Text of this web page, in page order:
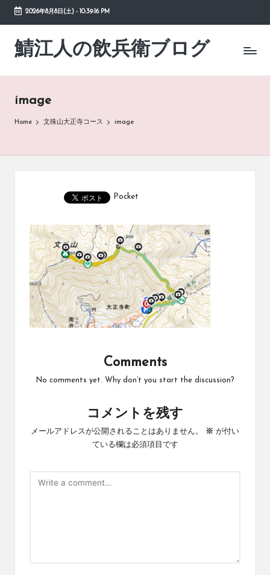
Skip
content
2026年8月8日(土)- 10:39:16 PM
鯖江人の飲兵衛ブログ
日々
の
草
image
Home 文殊山大正寺コース image
Pocket
Comments
No comments yet. Why don’t you start the discussion?
コメントを残す
メールアドレスが公開されることはありません。 ※ が付い
ている欄は必須項目です